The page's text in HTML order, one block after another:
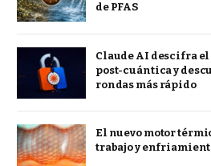
de PFAS
Claude AI descifra el
post-cuántica y
rondas más rápido
El nuevo motor
trabajo y